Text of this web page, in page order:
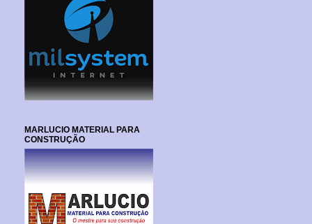
MARLUCIO MATERIAL PARA
CONSTRUÇÃO